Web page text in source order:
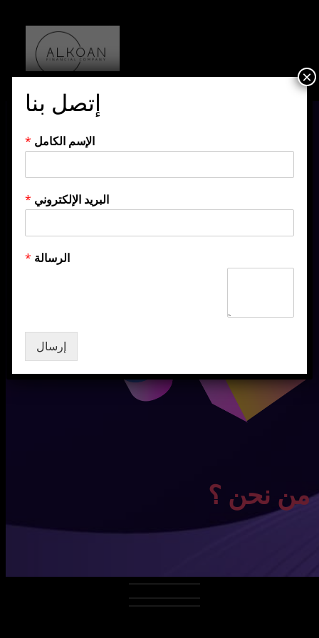
من نحن ؟
إتصل بنا
الإسم الكامل *
البريد الإلكتروني *
الرسالة *
إرسال
×